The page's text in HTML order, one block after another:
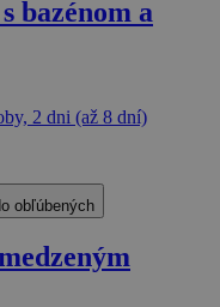
bazénom a
2 dni (až 8 dní)
obľúbených